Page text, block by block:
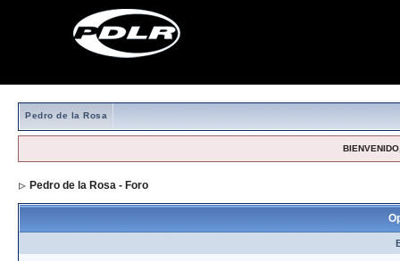
Pedro de la Rosa
Pedro de la Rosa - Foro